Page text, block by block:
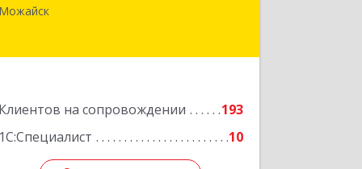
Можайск
Клиентов на сопровождении
193
1С:Специалист
10
р-н, Можайск г, Молодежная ул, дом